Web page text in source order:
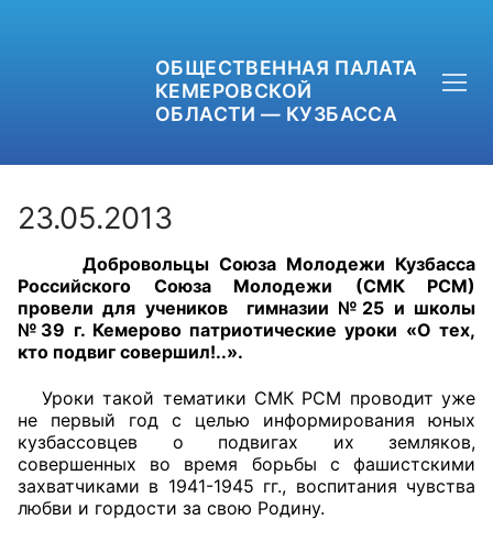
ОБЩЕСТВЕННАЯ ПАЛАТА
КЕМЕРОВСКОЙ
ОБЛАСТИ — КУЗБАССА
+7 (3842) 58-82-40
OPKO42@BK.RU
23.05.2013
Добровольцы Союза Молодежи Кузбасса
Российского Союза Молодежи (СМК РСМ)
провели для учеников гимназии №25 и школы
№39 г. Кемерово патриотические уроки «О тех,
кто подвиг совершил!..».
Уроки такой тематики СМК РСМ проводит уже
не первый год с целью информирования юных
кузбассовцев о подвигах их земляков,
совершенных во время борьбы с фашистскими
захватчиками в 1941-1945 гг., воспитания чувства
любви и гордости за свою Родину.